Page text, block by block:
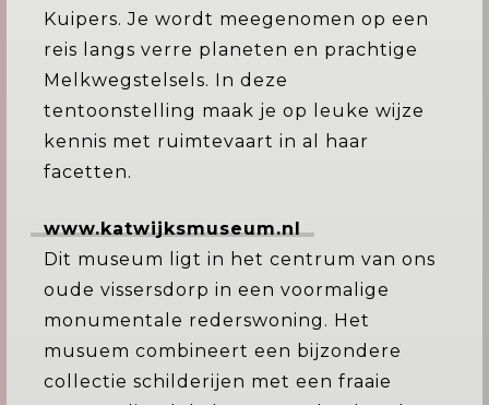
Kuipers. Je wordt meegenomen op een
reis langs verre planeten en prachtige
Melkwegstelsels. In deze
tentoonstelling maak je op leuke wijze
kennis met ruimtevaart in al haar
facetten.
www.katwijksmuseum.nl
Dit museum ligt in het centrum van ons
oude vissersdorp in een voormalige
monumentale rederswoning. Het
musuem combineert een bijzondere
collectie schilderijen met een fraaie